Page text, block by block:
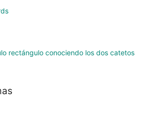
rectángulo conociendo los dos catetos